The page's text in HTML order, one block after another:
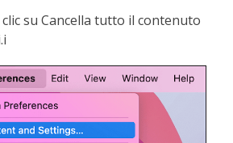
clic su Cancella tutto il contenuto